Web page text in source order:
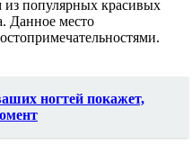
из популярных красивых
Данное место
ногтей покажет,